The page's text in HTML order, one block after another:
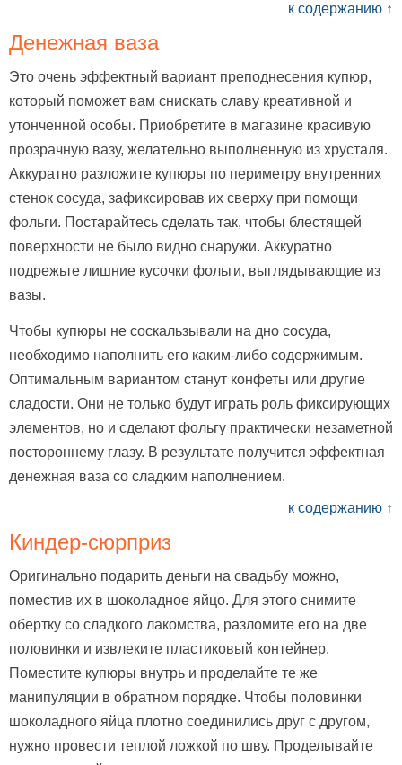
к содержанию ↑
Денежная ваза
Это очень эффектный вариант преподнесения купюр,
который поможет вам снискать славу креативной и
утонченной особы. Приобретите в магазине красивую
прозрачную вазу, желательно выполненную из хрусталя.
Аккуратно разложите купюры по периметру внутренних
стенок сосуда, зафиксировав их сверху при помощи
фольги. Постарайтесь сделать так, чтобы блестящей
поверхности не было видно снаружи. Аккуратно
подрежьте лишние кусочки фольги, выглядывающие из
вазы.
Чтобы купюры не соскальзывали на дно сосуда,
необходимо наполнить его каким-либо содержимым.
Оптимальным вариантом станут конфеты или другие
сладости. Они не только будут играть роль фиксирующих
элементов, но и сделают фольгу практически незаметной
постороннему глазу. В результате получится эффектная
денежная ваза со сладким наполнением.
к содержанию ↑
Киндер-сюрприз
Оригинально подарить деньги на свадьбу можно,
поместив их в шоколадное яйцо. Для этого снимите
обертку со сладкого лакомства, разломите его на две
половинки и извлеките пластиковый контейнер.
Поместите купюры внутрь и проделайте те же
манипуляции в обратном порядке. Чтобы половинки
шоколадного яйца плотно соединились друг с другом,
нужно провести теплой ложкой по шву. Проделывайте